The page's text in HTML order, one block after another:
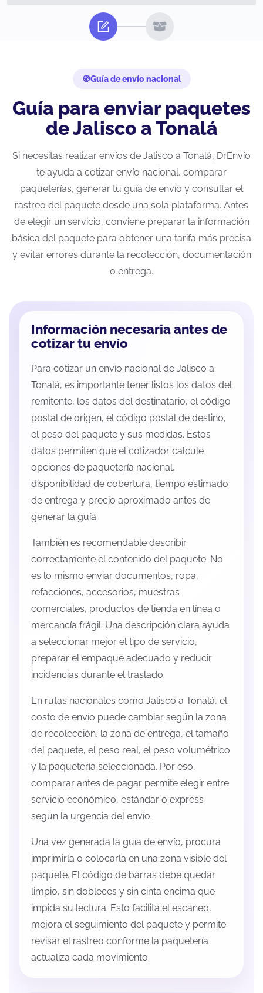
Guía de envío nacional
Guía para enviar paquetes
de Jalisco a Tonalá
Si necesitas realizar envíos de Jalisco a Tonalá, DrEnvío
te ayuda a cotizar envío nacional, comparar
paqueterías, generar tu guía de envío y consultar el
rastreo del paquete desde una sola plataforma. Antes
de elegir un servicio, conviene preparar la información
básica del paquete para obtener una tarifa más precisa
y evitar errores durante la recolección, documentación
o entrega.
Información necesaria antes de
cotizar tu envío
Para cotizar un envío nacional de Jalisco a
Tonalá, es importante tener listos los datos del
remitente, los datos del destinatario, el código
postal de origen, el código postal de destino,
el peso del paquete y sus medidas. Estos
datos permiten que el cotizador calcule
opciones de paquetería nacional,
disponibilidad de cobertura, tiempo estimado
de entrega y precio aproximado antes de
generar la guía.
También es recomendable describir
correctamente el contenido del paquete. No
es lo mismo enviar documentos, ropa,
refacciones, accesorios, muestras
comerciales, productos de tienda en línea o
mercancía frágil. Una descripción clara ayuda
a seleccionar mejor el tipo de servicio,
preparar el empaque adecuado y reducir
incidencias durante el traslado.
En rutas nacionales como Jalisco a Tonalá, el
costo de envío puede cambiar según la zona
de recolección, la zona de entrega, el tamaño
del paquete, el peso real, el peso volumétrico
y la paquetería seleccionada. Por eso,
comparar antes de pagar permite elegir entre
servicio económico, estándar o express
según la urgencia del envío.
Una vez generada la guía de envío, procura
imprimirla o colocarla en una zona visible del
paquete. El código de barras debe quedar
limpio, sin dobleces y sin cinta encima que
impida su lectura. Esto facilita el escaneo,
mejora el seguimiento del paquete y permite
revisar el rastreo conforme la paquetería
actualiza cada movimiento.